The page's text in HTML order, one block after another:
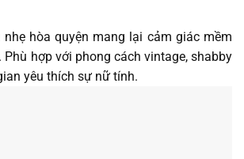
hòa quyện mang lại cảm giác mềm
Phù hợp với phong cách vintage, shabby
yêu thích sự nữ tính.